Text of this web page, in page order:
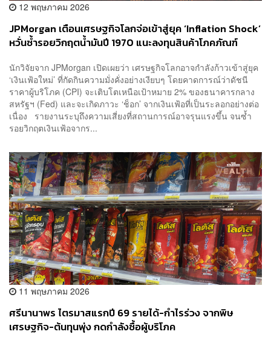
12 พฤษภาคม 2026
JPMorgan เตือนเศรษฐกิจโลกจ่อเข้าสู่ยุค ‘Inflation Shock’
หวั่นซ้ำรอยวิกฤตน้ำมันปี 1970 แนะลงทุนสินค้าโภคภัณฑ์
นักวิจัยจาก JPMorgan เปิดเผยว่า เศรษฐกิจโลกอาจกำลังก้าวเข้าสู่ยุค
‘เงินเฟ้อใหม่’ ที่กัดกินความมั่งคั่งอย่างเงียบๆ โดยคาดการณ์ว่าดัชนี
ราคาผู้บริโภค (CPI) จะเติบโตเหนือเป้าหมาย 2% ของธนาคารกลาง
สหรัฐฯ (Fed) และจะเกิดภาวะ ‘ช็อก’ จากเงินเฟ้อที่เป็นระลอกอย่างต่อ
เนื่อง รายงานระบุถึงความเสี่ยงที่สถานการณ์อาจรุนแรงขึ้น จนซ้ำ
รอยวิกฤตเงินเฟ้อจากร...
11 พฤษภาคม 2026
ศรีนานาพร ไตรมาสแรกปี 69 รายได้-กำไรร่วง จากพิษ
เศรษฐกิจ-ต้นทุนพุ่ง กดกำลังซื้อผู้บริโภค